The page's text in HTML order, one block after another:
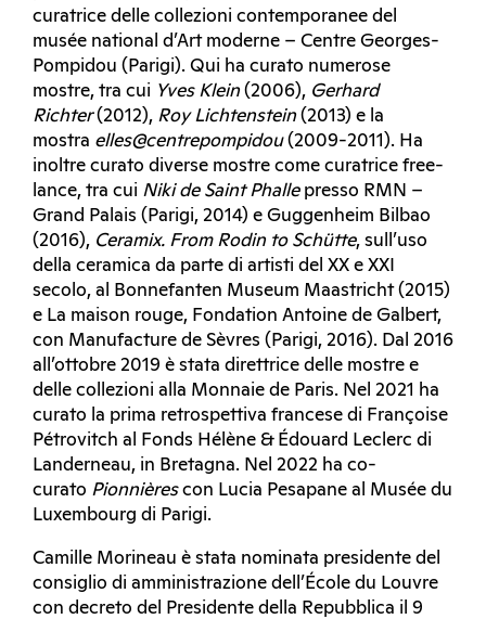
curatrice delle collezioni contemporanee del
musée national d’Art moderne – Centre Georges-
Pompidou (Parigi). Qui ha curato numerose
mostre, tra cui Yves Klein(2006), Gerhard
Richter(2012), Roy Lichtenstein(2013) e la
mostra elles@centrepompidou(2009-2011). Ha
inoltre curato diverse mostre come curatrice free-
lance, tra cui Niki de Saint Phallepresso RMN –
Grand Palais (Parigi, 2014) e Guggenheim Bilbao
(2016), Ceramix. From Rodin to Schütte, sull’uso
della ceramica da parte di artisti del XX e XXI
secolo, al Bonnefanten Museum Maastricht (2015)
e La maison rouge, Fondation Antoine de Galbert,
con Manufacture de Sèvres (Parigi, 2016). Dal 2016
all’ottobre 2019 è stata direttrice delle mostre e
delle collezioni alla Monnaie de Paris. Nel 2021 ha
curato la prima retrospettiva francese di Françoise
Pétrovitch al Fonds Hélène & Édouard Leclerc di
Landerneau, in Bretagna. Nel 2022 ha co-
curato Pionnièrescon Lucia Pesapane al Musée du
Luxembourg di Parigi.
Camille Morineau è stata nominata presidente del
consiglio di amministrazione dell’École du Louvre
con decreto del Presidente della Repubblica il 9